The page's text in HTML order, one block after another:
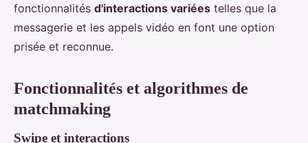
fonctionnalités d'interactions variées telles que la
messagerie et les appels vidéo en font une option
prisée et reconnue.
Fonctionnalités et algorithmes de
matchmaking
Swipe et interactions